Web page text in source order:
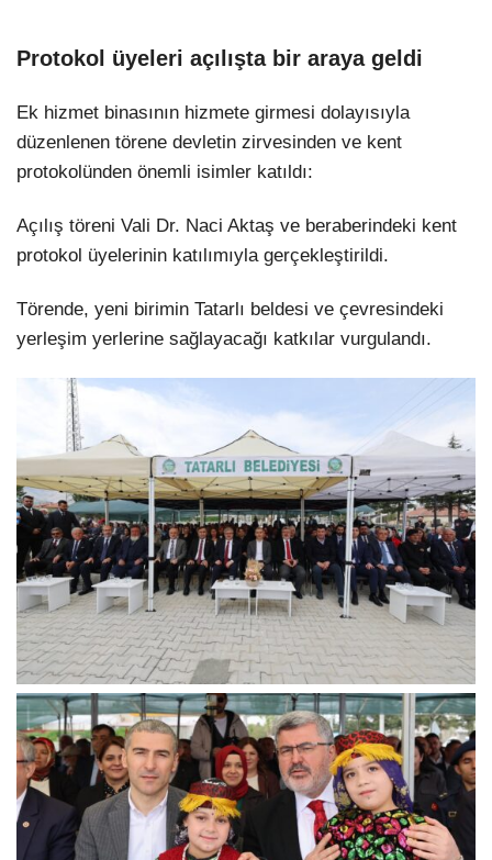
Protokol üyeleri açılışta bir araya geldi
Ek hizmet binasının hizmete girmesi dolayısıyla
düzenlenen törene devletin zirvesinden ve kent
protokolünden önemli isimler katıldı:
Açılış töreni Vali Dr. Naci Aktaş ve beraberindeki kent
protokol üyelerinin katılımıyla gerçekleştirildi.
Törende, yeni birimin Tatarlı beldesi ve çevresindeki
yerleşim yerlerine sağlayacağı katkılar vurgulandı.